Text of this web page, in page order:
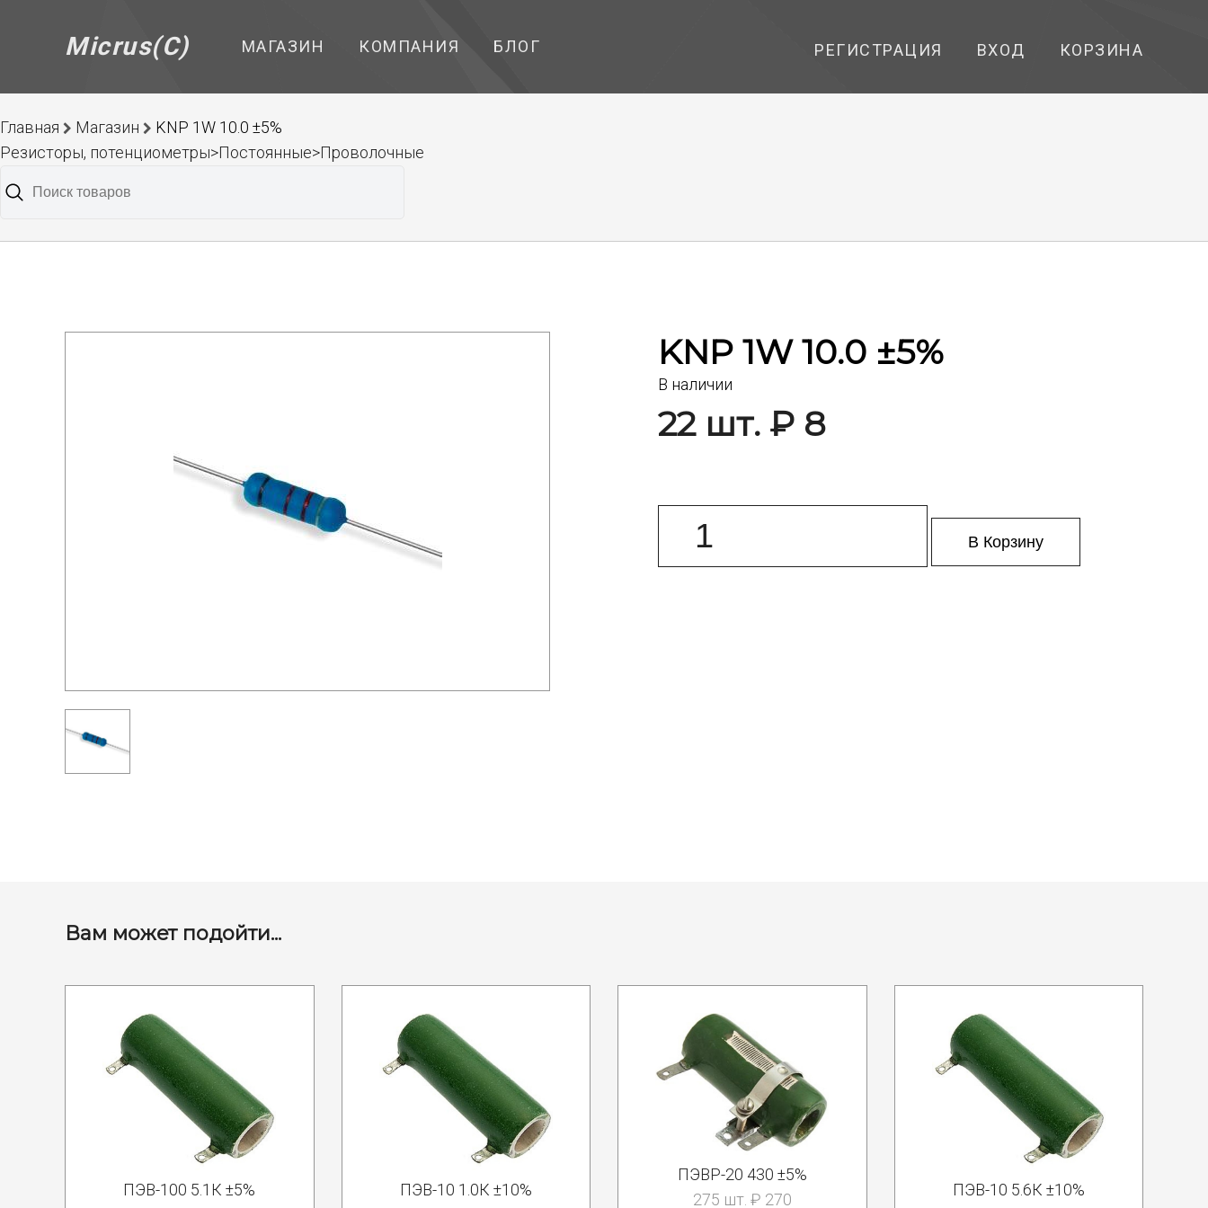
Micrus(C) МАГАЗИН КОМПАНИЯ БЛОГ РЕГИСТРАЦИЯ ВХОД КОРЗИНА
Главная Магазин
KNP 1W 10.0 ±5%
Резисторы, потенциометры>Постоянные>Проволочные
KNP 1W 10.0 ±5%
В наличии
22 шт. ₽ 8
В Корзину
Вам может подойти...
ПЭВ-100 5.1К ±5% ПЭВ-10 1.0К ±10%
ПЭВР-20 430 ±5%
275 шт. ₽ 270
ПЭВ-10 5.6К ±10%